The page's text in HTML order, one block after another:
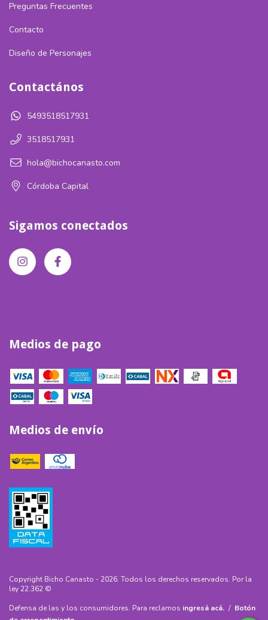
Preguntas Frecuentes
Contacto
Diseño de Personajes
Contactános
5493518517931
3518517931
hola@bichocanasto.com
Córdoba Capital
Sigamos conectados
Medios de pago
Medios de envío
Copyright Bicho Canasto - 2026. Todos los derechos reservados.
Defensa de las y los consumidores. Para reclamos ingresá acá. / Botón